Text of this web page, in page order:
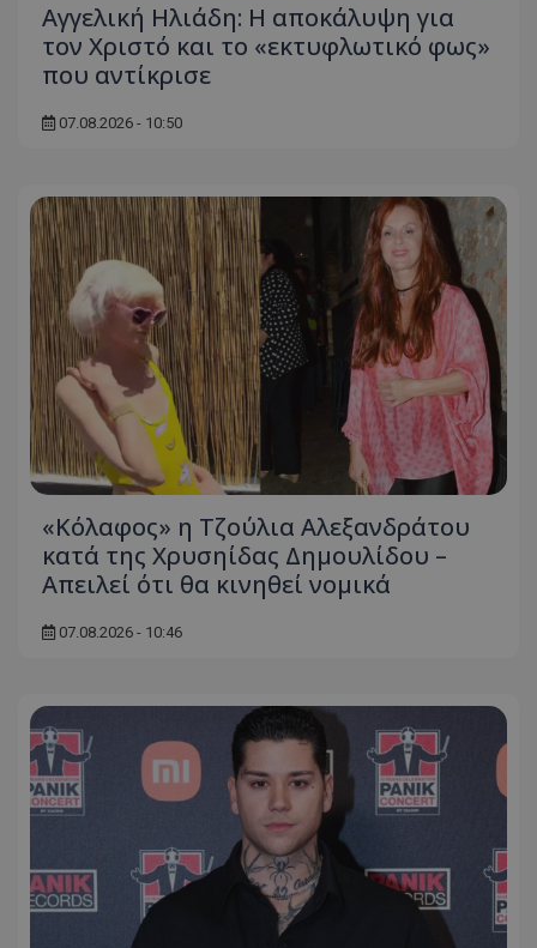
Αγγελική Ηλιάδη: Η αποκάλυψη για
τον Χριστό και το «εκτυφλωτικό φως»
που αντίκρισε
07.08.2026 - 10:50
«Κόλαφος» η Τζούλια Αλεξανδράτου
κατά της Χρυσηίδας Δημουλίδου –
Απειλεί ότι θα κινηθεί νομικά
07.08.2026 - 10:46